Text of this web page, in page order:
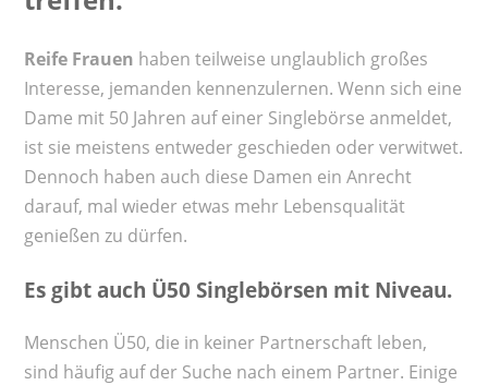
Reife Frauen haben teilweise unglaublich großes
Interesse, jemanden kennenzulernen. Wenn sich eine
Dame mit 50 Jahren auf einer Singlebörse anmeldet,
ist sie meistens entweder geschieden oder verwitwet.
Dennoch haben auch diese Damen ein Anrecht
darauf, mal wieder etwas mehr Lebensqualität
genießen zu dürfen.
Es gibt auch Ü50 Singlebörsen mit Niveau.
Menschen Ü50, die in keiner Partnerschaft leben,
sind häufig auf der Suche nach einem Partner. Einige